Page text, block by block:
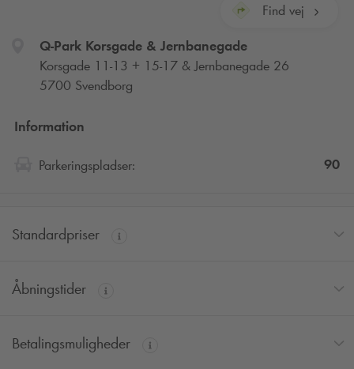
Find vej
Q-ParkKorsgade & Jernbanegade
Korsgade 11-13 + 15-17 & Jernbanegade 26
5700 Svendborg
Information
Parkeringspladser: 90
Standardpriser
Åbningstider
Betalingsmuligheder